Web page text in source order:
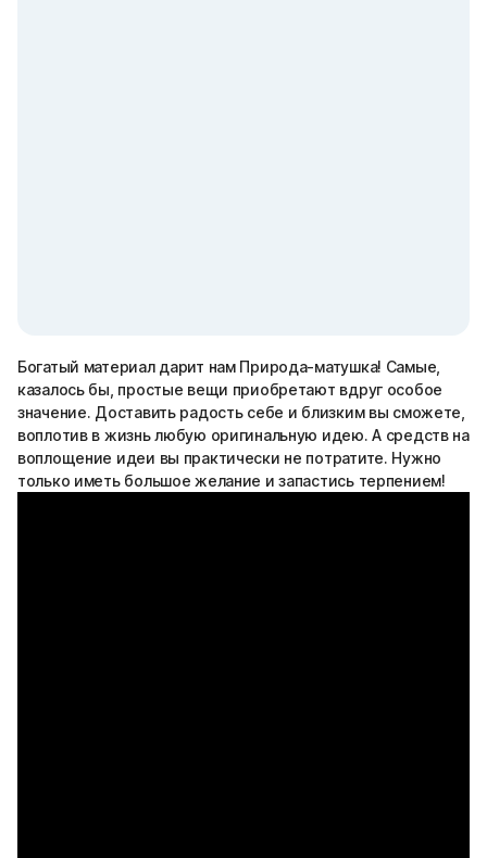
Богатый материал дарит нам Природа-матушка! Самые,
казалось бы, простые вещи приобретают вдруг особое
значение. Доставить радость себе и близким вы сможете,
воплотив в жизнь любую оригинальную идею. А средств на
воплощение идеи вы практически не потратите. Нужно
только иметь большое желание и запастись терпением!